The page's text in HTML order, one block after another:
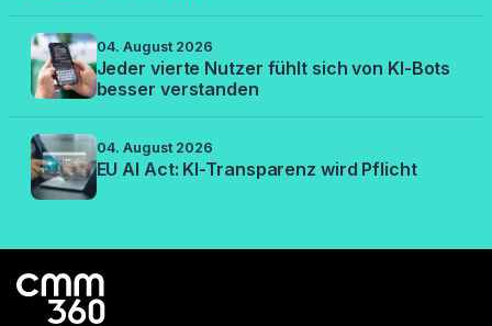
04. August 2026
Jeder vierte Nutzer fühlt sich von KI-Bots
besser verstanden
04. August 2026
EU AI Act: KI-Transparenz wird Pflicht